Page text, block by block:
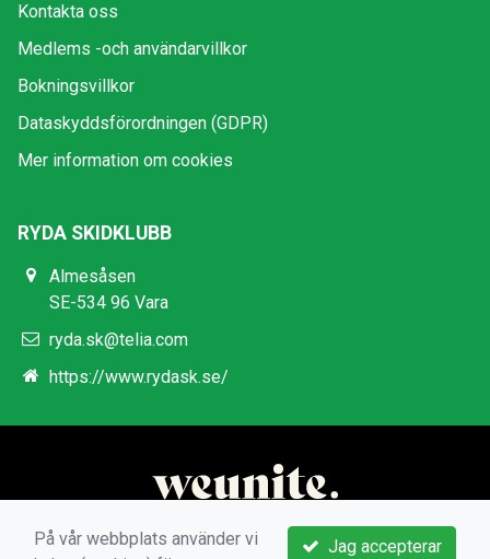
Kontakta oss
Medlems -och användarvillkor
Bokningsvillkor
Dataskyddsförordningen (GDPR)
Mer information om cookies
RYDA SKIDKLUBB
Almesåsen
SE-534 96 Vara
ryda.sk@telia.com
https://www.rydask.se/
Jag accepterar
På vår webbplats använder vi